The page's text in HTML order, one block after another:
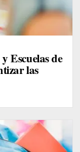
Escuelas de
las